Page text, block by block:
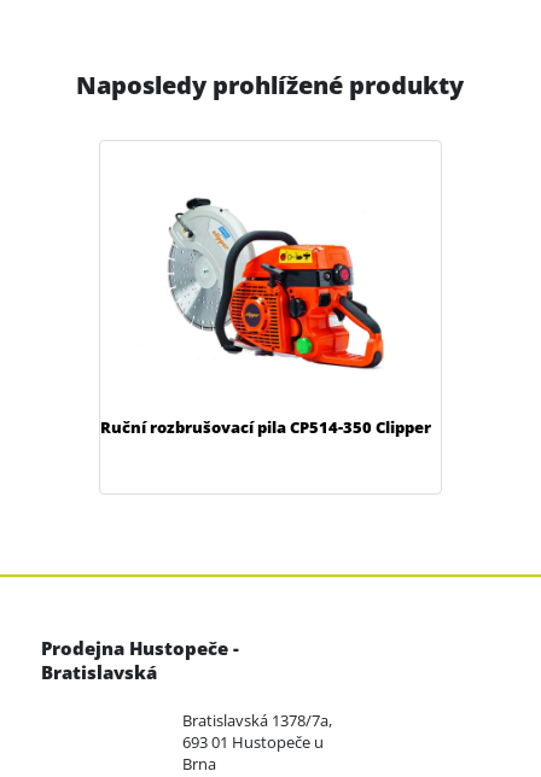
Naposledy prohlížené produkty
Ruční rozbrušovací pila CP514-350 Clipper
Prodejna Hustopeče -
Bratislavská
Bratislavská 1378/7a,
693 01 Hustopeče u
Brna